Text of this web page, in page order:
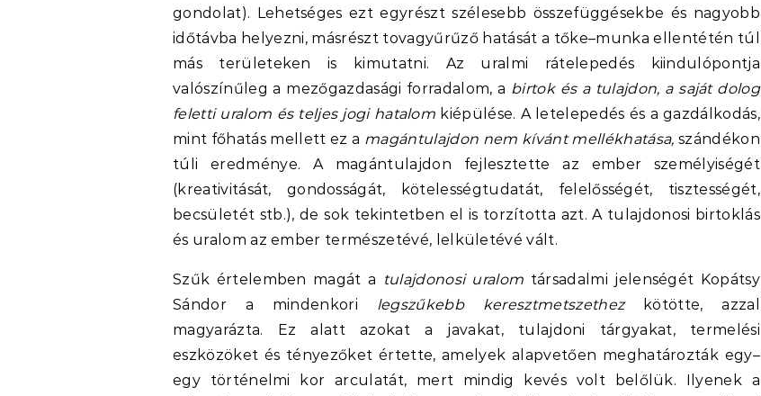
gondolat). Lehetséges ezt egyrészt szélesebb összefüggésekbe és nagyobb
időtávba helyezni, másrészt tovagyűrűző hatását a tőke–munka ellentétén túl
más területeken is kimutatni. Az uralmi rátelepedés kiindulópontja
valószínűleg a mezőgazdasági forradalom, a birtok és a tulajdon, a saját dolog
feletti uralom és teljes jogi hatalom kiépülése. A letelepedés és a gazdálkodás,
mint főhatás mellett ez a magántulajdon nem kívánt mellékhatása,szándékon
túli eredménye. A magántulajdon fejlesztette az ember személyiségét
(kreativitását, gondosságát, kötelességtudatát, felelősségét, tisztességét,
becsületét stb.), de sok tekintetben el is torzította azt. A tulajdonosi birtoklás
és uralom az ember természetévé, lelkületévé vált.
Szűk értelemben magát a tulajdonosi uralom társadalmi jelenségét Kopátsy
Sándor a mindenkori legszűkebb keresztmetszethez
kötötte, azzal
magyarázta. Ez alatt azokat a javakat, tulajdoni tárgyakat, termelési
eszközöket és tényezőket értette, amelyek alapvetően meghatározták egy–
egy történelmi kor arculatát, mert mindig kevés volt belőlük. Ilyenek a